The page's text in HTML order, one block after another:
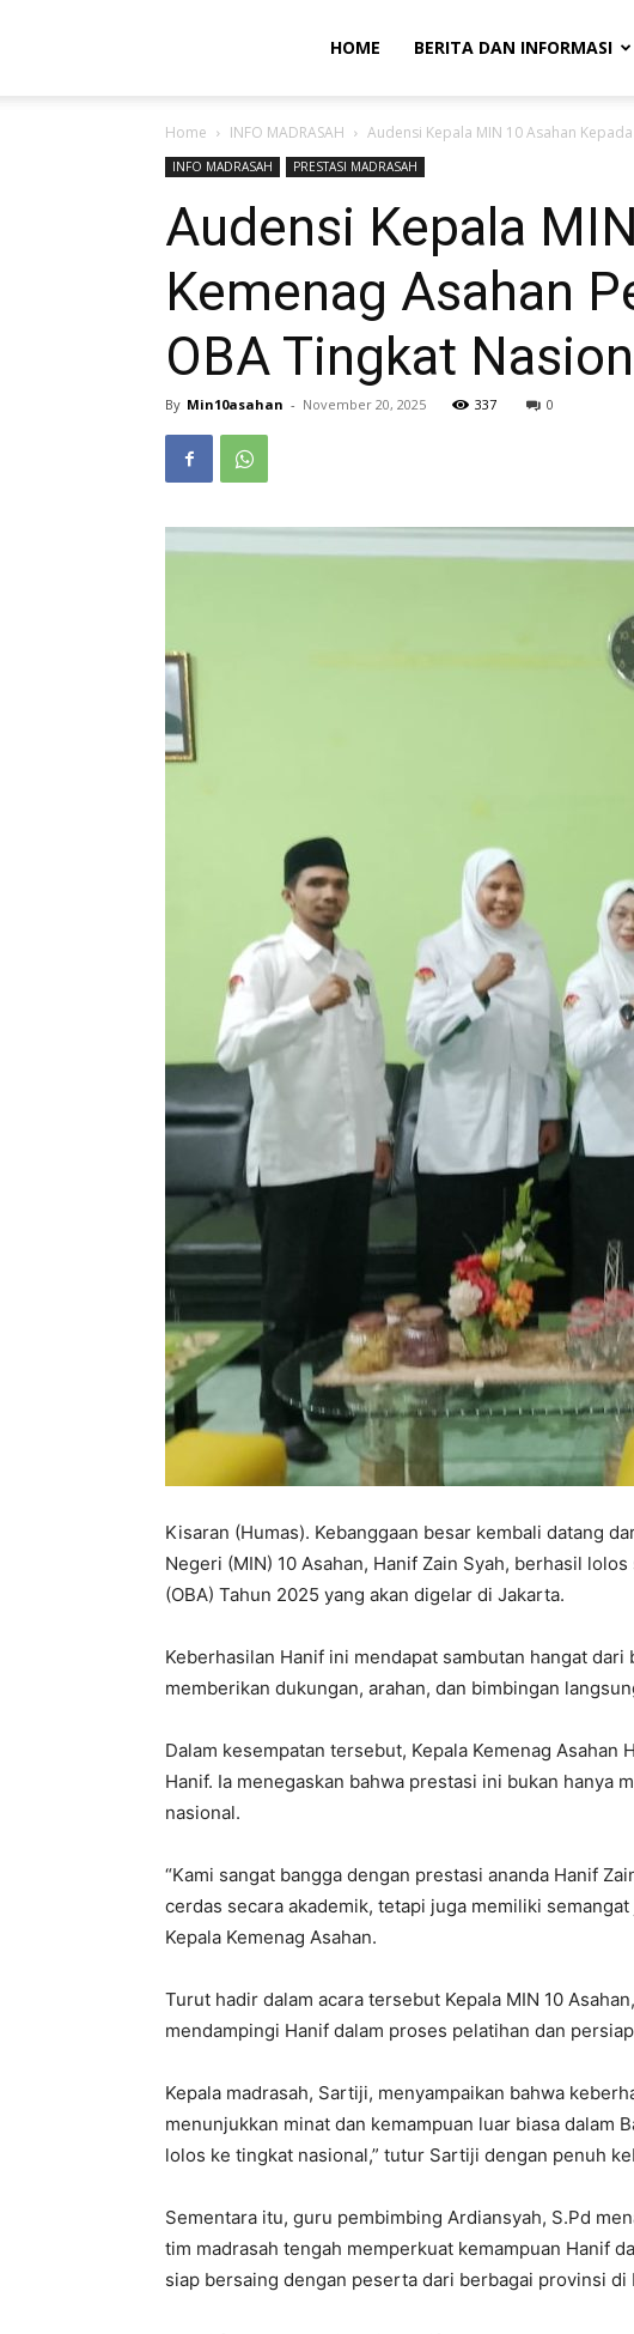
HOME BERITA DAN INFORMASI
Home INFO MADRASAH Audensi Kepala MIN 10 Asahan
INFO MADRASAH PRESTASI MADRASAH
Audensi Kepala
Kemenag Asahan
OBA Tingkat
By Min10asahan - November 20, 2025 337 0
Kisaran (Humas). Kebanggaan besar kembali datang
Negeri (MIN) 10 Asahan, Hanif Zain Syah, berhasil
(OBA) Tahun 2025 yang akan digelar di Jakarta.
Keberhasilan Hanif ini mendapat sambutan hangat
memberikan dukungan, arahan, dan bimbingan
Dalam kesempatan tersebut, Kepala Kemenag Asahan
Hanif. Ia menegaskan bahwa prestasi ini bukan hanya
nasional.
“Kami sangat bangga dengan prestasi ananda Hanif
cerdas secara akademik, tetapi juga memiliki
Kepala Kemenag Asahan.
Turut hadir dalam acara tersebut Kepala MIN 10
mendampingi Hanif dalam proses pelatihan dan
Kepala madrasah, Sartiji, menyampaikan bahwa
menunjukkan minat dan kemampuan luar biasa dalam
lolos ke tingkat nasional,” tutur Sartiji dengan penuh
Sementara itu, guru pembimbing Ardiansyah, S.Pd
tim madrasah tengah memperkuat kemampuan Hanif
siap bersaing dengan peserta dari berbagai provinsi di